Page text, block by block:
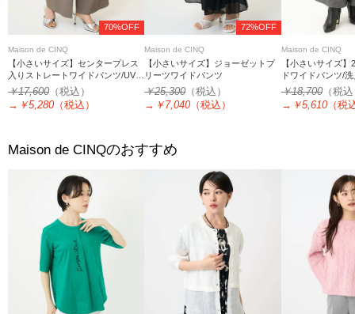
70%OFF
Maison de CINQ
【小さいサイズ】センタープレス
入りストレートワイドパンツ/UVカ
ット/接触冷感/速乾/洗える
￥17,600 （税込）
→ ￥5,280 （税込）
72%OFF
Maison de CINQ
【小さいサイズ】ジョーゼットプ
リーツワイドパンツ
￥25,300（税込）
→ ￥7,040 （税込）
Maison de CINQ
【小さいサイズ
ドワイドパンツ/
￥18,700（税
→ ￥5,610（税
Maison de CINQのおすすめ